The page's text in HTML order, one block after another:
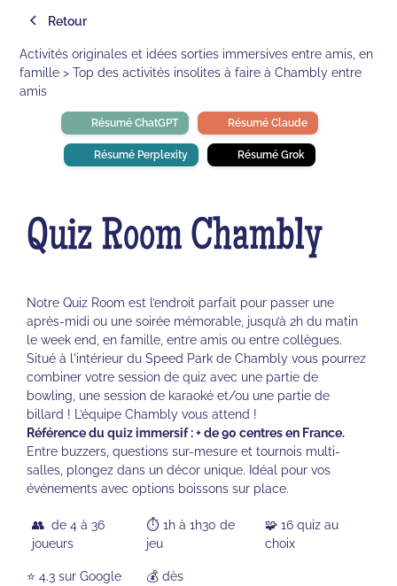
Retour
Activités originales et idées sorties immersives entre amis, en
famille > Top des activités insolites à faire à Chambly entre
amis
Résumé ChatGPT Résumé Claude
Résumé Perplexity Résumé Grok
Quiz Room Chambly
Notre Quiz Room est l’endroit parfait pour passer une
après-midi ou une soirée mémorable, jusqu’à 2h du matin
le week end, en famille, entre amis ou entre collègues.
Situé à l'intérieur du Speed Park de Chambly vous pourrez
combiner votre session de quiz avec une partie de
bowling, une session de karaoké et/ou une partie de
billard ! L’équipe Chambly vous attend !
Référence du quiz immersif : + de 90 centres en France.
Entre buzzers, questions sur-mesure et tournois multi-
salles, plongez dans un décor unique. Idéal pour vos
événements avec options boissons sur place.
👥 de 4 à 36
joueurs
⏱️ 1h à 1h30 de
jeu
🧩 16 quiz au
choix
⭐️ 4.3 sur Google
💰 dès